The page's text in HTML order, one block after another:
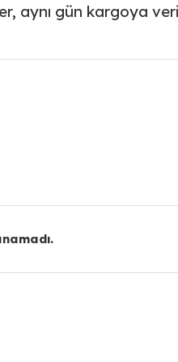
aynı gün kargoya